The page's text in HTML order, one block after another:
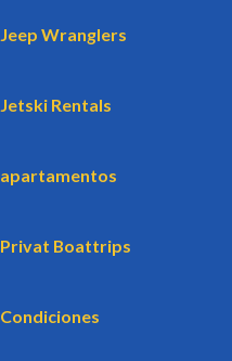
Jeep Wranglers
Jetski Rentals
apartamentos
Privat Boattrips
Condiciones